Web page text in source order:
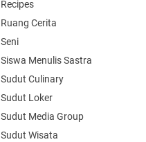
Recipes
Ruang Cerita
Seni
Siswa Menulis Sastra
Sudut Culinary
Sudut Loker
Sudut Media Group
Sudut Wisata